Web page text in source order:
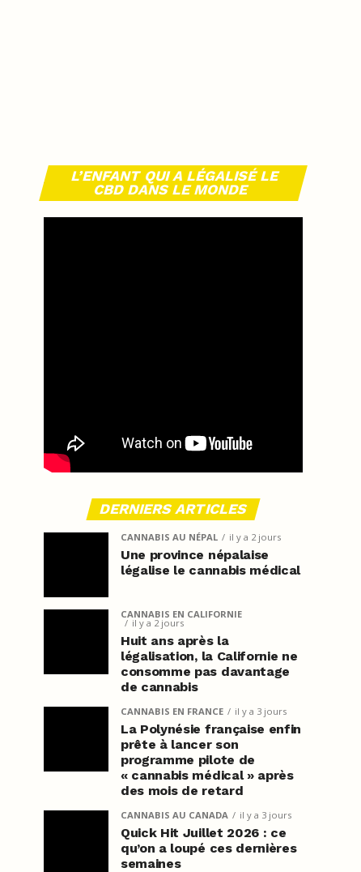
L’ENFANT QUI A LÉGALISÉ LE
CBD DANS LE MONDE
DERNIERS ARTICLES
CANNABIS AU NÉPAL il y a 2 jours
Une province népalaise
légalise le cannabis médical
CANNABIS EN CALIFORNIE
il y a 2 jours
Huit ans après la
légalisation, la Californie ne
consomme pas davantage
de cannabis
CANNABIS EN FRANCE il y a 3 jours
La Polynésie française enfin
prête à lancer son
programme pilote de
« cannabis médical » après
des mois de retard
CANNABIS AU CANADA il y a 3 jours
Quick Hit Juillet 2026 : ce
qu’on a loupé ces dernières
semaines